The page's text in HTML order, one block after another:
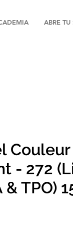
ABRE TU
- 272
& TPO)